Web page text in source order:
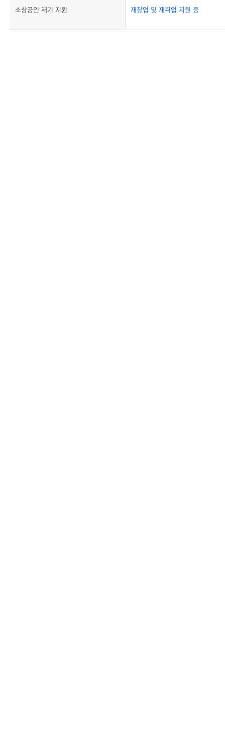
소상공인 재기 지원 재창업 및 재취업 지원 등